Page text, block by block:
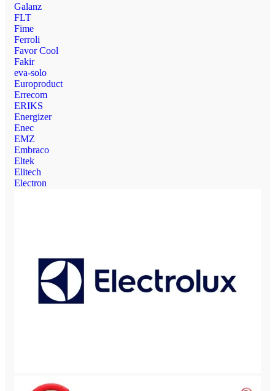
Galanz
FLT
Fime
Ferroli
Favor Cool
Fakir
eva-solo
Europroduct
Errecom
ERIKS
Energizer
Enec
EMZ
Embraco
Eltek
Elitech
Electron